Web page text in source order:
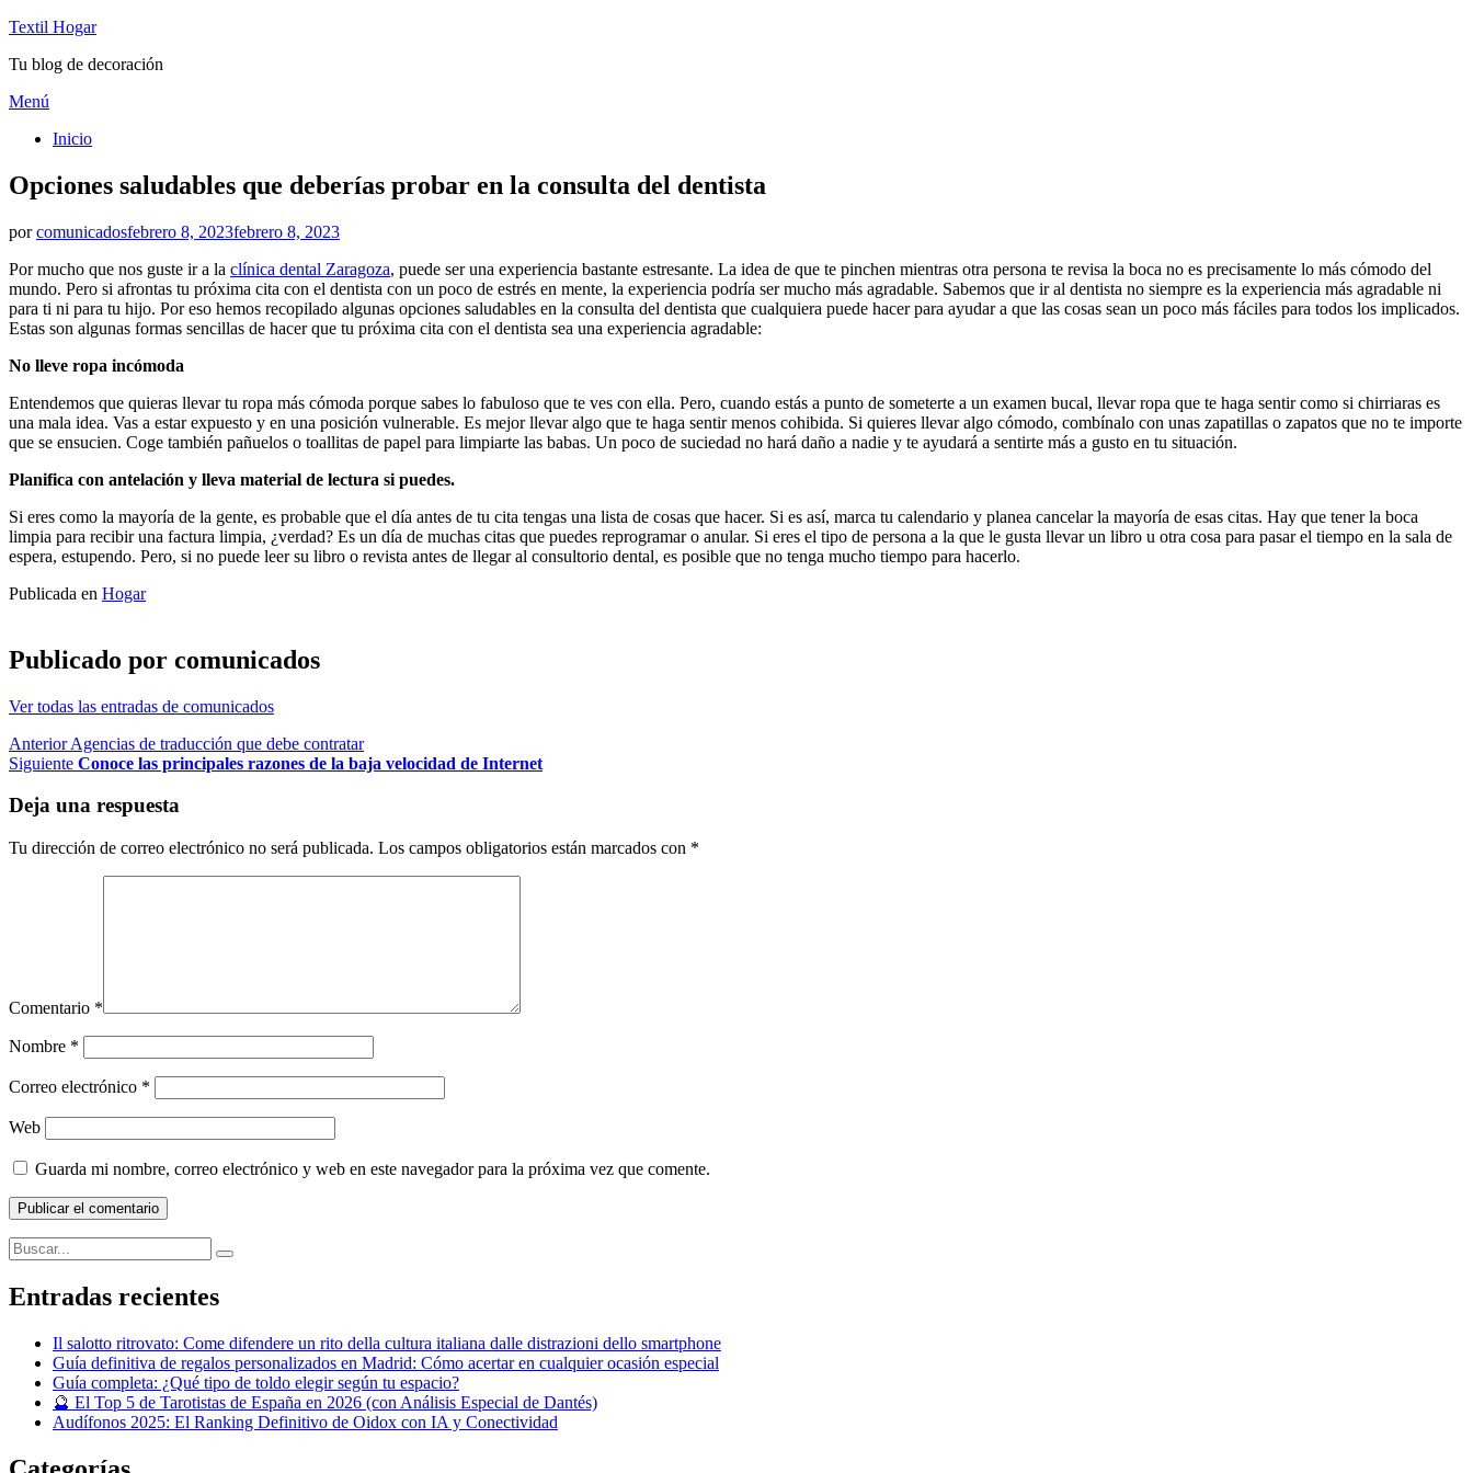
Textil Hogar
Tu blog de decoración
Saltar
contenido
Menú
Inicio
Opciones saludables que deberías probar en la consulta del dentista
porcomunicadosPublicado
febrero 8, 2023febrero 8, 2023
Por mucho que nos guste ir a la clínica dental Zaragoza, puede ser una experiencia bastante estresante. La idea de que te pinchen mientras otra persona te revisa la boca no es precisamente lo más cómodo del
mundo. Pero si afrontas tu próxima cita con el dentista con un poco de estrés en mente, la experiencia podría ser mucho más agradable. Sabemos que ir al dentista no siempre es la experiencia más agradable ni
para ti ni para tu hijo. Por eso hemos recopilado algunas opciones saludables en la consulta del dentista que cualquiera puede hacer para ayudar a que las cosas sean un poco más fáciles para todos los implicados.
Estas son algunas formas sencillas de hacer que tu próxima cita con el dentista sea una experiencia agradable:
No lleve ropa incómoda
Entendemos que quieras llevar tu ropa más cómoda porque sabes lo fabuloso que te ves con ella. Pero, cuando estás a punto de someterte a un examen bucal, llevar ropa que te haga sentir como si chirriaras es
una mala idea. Vas a estar expuesto y en una posición vulnerable. Es mejor llevar algo que te haga sentir menos cohibida. Si quieres llevar algo cómodo, combínalo con unas zapatillas o zapatos que no te importe
que se ensucien. Coge también pañuelos o toallitas de papel para limpiarte las babas. Un poco de suciedad no hará daño a nadie y te ayudará a sentirte más a gusto en tu situación.
Planifica con antelación y lleva material de lectura si puedes.
Si eres como la mayoría de la gente, es probable que el día antes de tu cita tengas una lista de cosas que hacer. Si es así, marca tu calendario y planea cancelar la mayoría de esas citas. Hay que tener la boca
limpia para recibir una factura limpia, ¿verdad? Es un día de muchas citas que puedes reprogramar o anular. Si eres el tipo de persona a la que le gusta llevar un libro u otra cosa para pasar el tiempo en la sala de
espera, estupendo. Pero, si no puede leer su libro o revista antes de llegar al consultorio dental, es posible que no tenga mucho tiempo para hacerlo.
Publicada en Hogar
Publicado por comunicados
Ver todas las entradas de comunicados
Navegación
de
entradas
Anterior Agencias de traducción que debe contratar
Siguiente Conoce las principales razones de la baja velocidad de Internet
Deja una respuesta
Tu dirección de correo electrónico no será publicada. Los campos obligatorios están marcados con *
Comentario *
Nombre *
Correo electrónico *
Web
Guarda mi nombre, correo electrónico y web en este navegador para la próxima vez que comente.
Buscar:
Buscar
Entradas recientes
Il salotto ritrovato: Come difendere un rito della cultura italiana dalle distrazioni dello smartphone
Guía definitiva de regalos personalizados en Madrid: Cómo acertar en cualquier ocasión especial
Guía completa: ¿Qué tipo de toldo elegir según tu espacio?
🔮 El Top 5 de Tarotistas de España en 2026 (con Análisis Especial de Dantés)
Audífonos 2025: El Ranking Definitivo de Oidox con IA y Conectividad